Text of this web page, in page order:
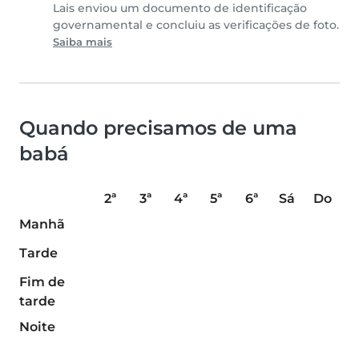
Lais enviou um documento de identificação
governamental e concluiu as verificações de foto.
Saiba mais
Quando precisamos de uma
babá
2ª 3ª 4ª 5ª 6ª Sá
Do
Manhã
Tarde
Fim de
tarde
Noite